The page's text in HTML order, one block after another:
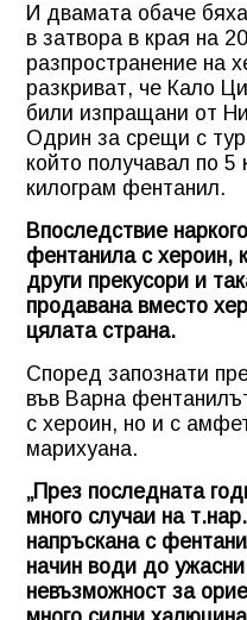
И двамата обаче
в затвора в края на
разпространение на
разкриват, че Кало
били изпращани от
Одрин за срещи с
който получавал по
килограм фентанил.
Впоследствие
фентанила с хероин,
други прекусори и
продавана вместо
цялата страна.
Според запознати
във Варна
с хероин, но и с
марихуана.
„През последната
много случаи на
напръскана с
начин води до
невъзможност за